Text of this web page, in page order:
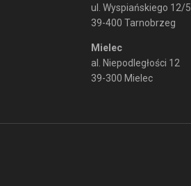
ul. Wyspiańskiego 12/5
39-400 Tarnobrzeg
Mielec
al. Niepodległości 12
39-300 Mielec